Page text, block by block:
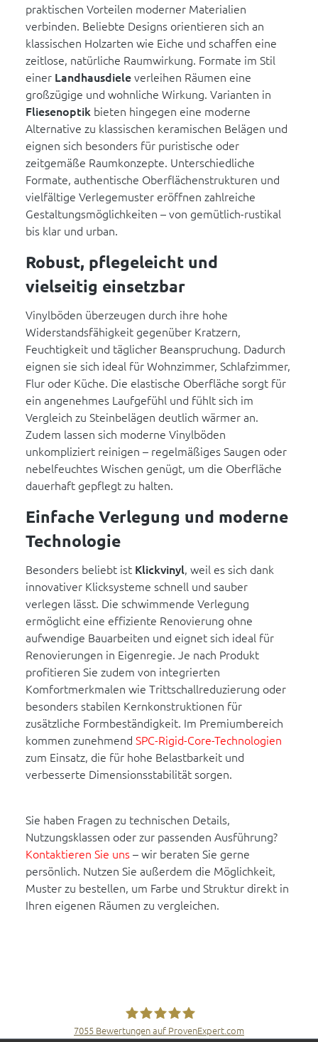
praktischen Vorteilen moderner Materialien
verbinden. Beliebte Designs orientieren sich an
klassischen Holzarten wie Eiche und schaffen eine
zeitlose, natürliche Raumwirkung. Formate im Stil
einer Landhausdieleverleihen Räumen eine
großzügige und wohnliche Wirkung. Varianten in
Fliesenoptik bieten hingegen eine moderne
Alternative zu klassischen keramischen Belägen und
eignen sich besonders für puristische oder
zeitgemäße Raumkonzepte. Unterschiedliche
Formate, authentische Oberflächenstrukturen und
vielfältige Verlegemuster eröffnen zahlreiche
Gestaltungsmöglichkeiten – von gemütlich-rustikal
bis klar und urban.
Robust, pflegeleicht und
vielseitig einsetzbar
Vinylböden überzeugen durch ihre hohe
Widerstandsfähigkeit gegenüber Kratzern,
Feuchtigkeit und täglicher Beanspruchung. Dadurch
eignen sie sich ideal für Wohnzimmer, Schlafzimmer,
Flur oder Küche. Die elastische Oberfläche sorgt für
ein angenehmes Laufgefühl und fühlt sich im
Vergleich zu Steinbelägen deutlich wärmer an.
Zudem lassen sich moderne Vinylböden
unkompliziert reinigen – regelmäßiges Saugen oder
nebelfeuchtes Wischen genügt, um die Oberfläche
dauerhaft gepflegt zu halten.
Einfache Verlegung und moderne
Technologie
Besonders beliebt ist Klickvinyl, weil es sich dank
innovativer Klicksysteme schnell und sauber
verlegen lässt. Die schwimmende Verlegung
ermöglicht eine effiziente Renovierung ohne
aufwendige Bauarbeiten und eignet sich ideal für
Renovierungen in Eigenregie. Je nach Produkt
profitieren Sie zudem von integrierten
Komfortmerkmalen wie Trittschallreduzierung oder
besonders stabilen Kernkonstruktionen für
zusätzliche Formbeständigkeit. Im Premiumbereich
kommen zunehmend SPC-Rigid-Core-Technologien
zum Einsatz, die für hohe Belastbarkeit und
verbesserte Dimensionsstabilität sorgen.
Sie haben Fragen zu technischen Details,
Nutzungsklassen oder zur passenden Ausführung?
Kontaktieren Sie uns– wir beraten Sie gerne
persönlich. Nutzen Sie außerdem die Möglichkeit,
Muster zu bestellen, um Farbe und Struktur direkt in
Ihren eigenen Räumen zu vergleichen.
7055 Bewertungen auf ProvenExpert.com